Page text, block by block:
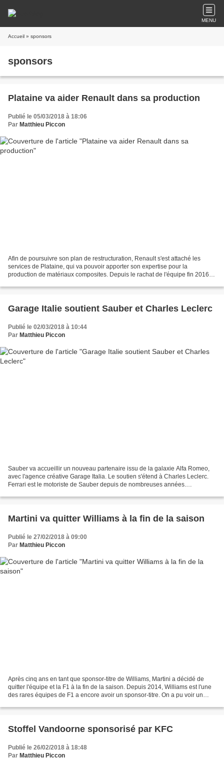
MENU
Accueil » sponsors
sponsors
Plataine va aider Renault dans sa production
Publié le 05/03/2018 à 18:06
Par Matthieu Piccon
Afin de poursuivre son plan de restructuration, Renault s'est attaché les
services de Plataine, qui va pouvoir apporter son expertise pour la
production de matériaux composites. Depuis le rachat de l'équipe fin 2016,
Garage Italie soutient Sauber et Charles Leclerc
Publié le 02/03/2018 à 10:44
Par Matthieu Piccon
Sauber va accueillir un nouveau partenaire issu de la galaxie Alfa Romeo,
avec l'agence créative Garage Italia. Le soutien s'étend à Charles Leclerc.
Ferrari est le motoriste de Sauber depuis de nombreuses années.
Martini va quitter Williams à la fin de la saison
Publié le 27/02/2018 à 09:00
Par Matthieu Piccon
Après cinq ans en tant que sponsor-titre de Williams, Martini a décidé de
quitter l'équipe et la F1 à la fin de la saison. Depuis 2014, Williams est l'une
des rares équipes de F1 a encore avoir un sponsor-titre. On a pu voir un
Stoffel Vandoorne sponsorisé par KFC
Publié le 26/02/2018 à 18:48
Par Matthieu Piccon